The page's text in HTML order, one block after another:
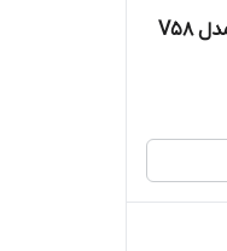
دستگاه بخور سرد شیائومی مدل V58